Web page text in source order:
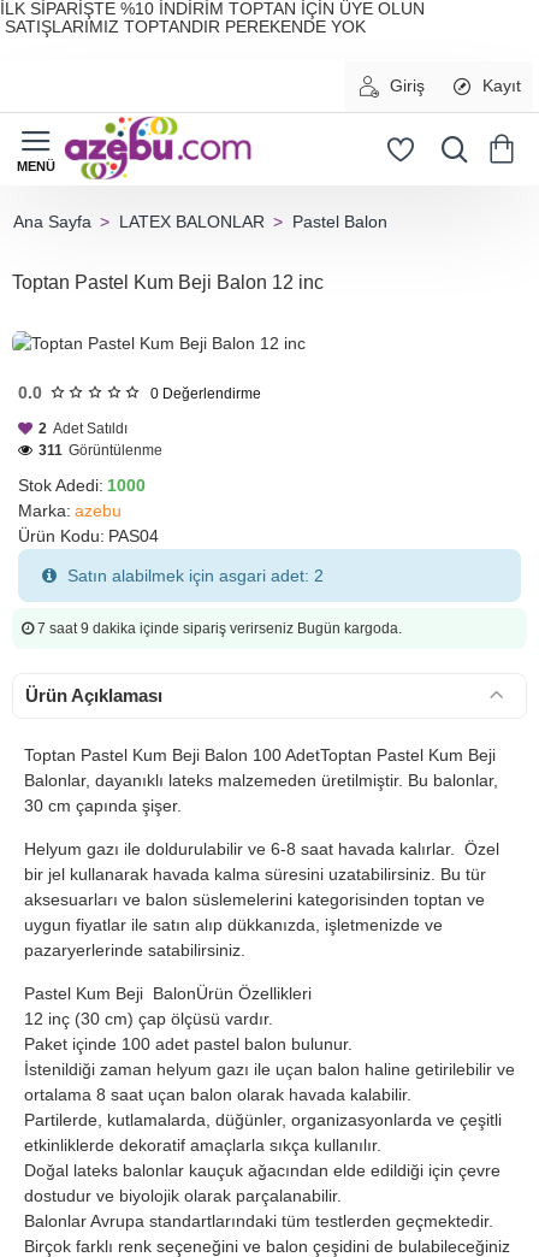
İLK SİPARİŞTE %10 İNDİRİM TOPTAN İÇİN ÜYE OLUN
SATIŞLARIMIZ TOPTANDIR PEREKENDE YOK
Giriş Kayıt
LATEX BALONLAR Pastel Balon
Toptan Pastel Kum Beji Balon 12 inc
0.0 0 Değerlendirme
Stok Adedi: 1000
Marka: azebu
Ürün Kodu: PAS04
2 Adet Satıldı
311 Görüntülenme
Satın alabilmek için asgari adet: 2
7 saat 9 dakika içinde sipariş verirseniz Bugün kargoda.
Ürün Açıklaması
Toptan Pastel Kum Beji Balon 100 AdetToptan Pastel Kum Beji
Balonlar, dayanıklı lateks malzemeden üretilmiştir. Bu balonlar,
30 cm çapında şişer.
Helyum gazı ile doldurulabilir ve 6-8 saat havada kalırlar. Özel
bir jel kullanarak havada kalma süresini uzatabilirsiniz. Bu tür
aksesuarları ve balon süslemelerini kategorisinden toptan ve
uygun fiyatlar ile satın alıp dükkanızda, işletmenizde ve
pazaryerlerinde satabilirsiniz.
Pastel Kum Beji BalonÜrün Özellikleri
12 inç (30 cm) çap ölçüsü vardır.
Paket içinde 100 adet pastel balon bulunur.
İstenildiği zaman helyum gazı ile uçan balon haline getirilebilir ve
ortalama 8 saat uçan balon olarak havada kalabilir.
Partilerde, kutlamalarda, düğünler, organizasyonlarda ve çeşitli
etkinliklerde dekoratif amaçlarla sıkça kullanılır.
Doğal lateks balonlar kauçuk ağacından elde edildiği için çevre
dostudur ve biyolojik olarak parçalanabilir.
Balonlar Avrupa standartlarındaki tüm testlerden geçmektedir.
Birçok farklı renk seçeneğini ve balon çeşidini de bulabileceğiniz